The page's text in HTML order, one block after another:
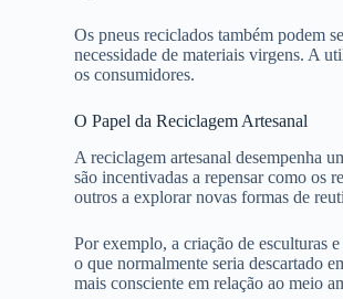
Os pneus reciclados também podem
necessidade de materiais virgens. A
os consumidores.
O Papel da Reciclagem Artesanal
A reciclagem artesanal desempenha
são incentivadas a repensar como os
outros a explorar novas formas de
Por exemplo, a criação de esculturas
o que normalmente seria descartado
mais consciente em relação ao meio